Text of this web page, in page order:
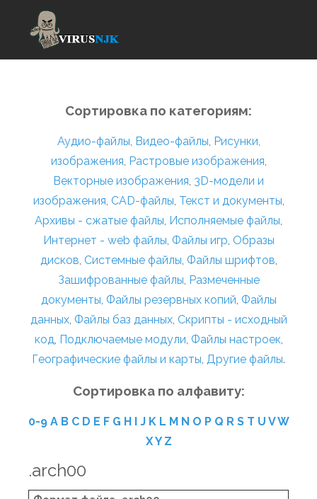
Сортировка по категориям:
Аудио-файлы, Видео-файлы, Рисунки,
изображения, Растровые изображения,
Векторные изображения, 3D-модели и
изображения, CAD-файлы, Текст и документы,
Архивы - сжатые файлы, Исполняемые файлы,
Интернет - web файлы, Файлы игр, Образы
дисков, Системные файлы, Файлы шрифтов,
Зашифрованные файлы, Размеченные
документы, Файлы резервных копий, Файлы
данных, Файлы баз данных, Скрипты - исходный
код, Подключаемые модули, Файлы настроек,
Географические файлы и карты, Другие файлы.
Сортировка по алфавиту:
0-9 A B C D E F G H I J K L M N O P Q R S T U VW
XY Z
.arch00